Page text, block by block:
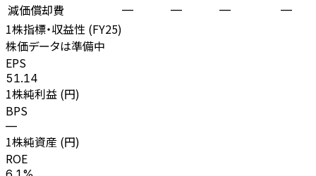
減価償却費 — — — —
1株指標・収益性 (FY25)
株価データは準備中
EPS
51.14
1株純利益 (円)
BPS
—
1株純資産 (円)
ROE